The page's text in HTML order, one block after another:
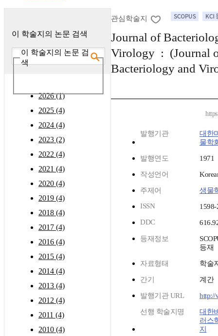
이 학술지의 논문 검색
이 학술지의 논문 검
색
2026 (1)
2025 (4)
2024 (4)
2023 (2)
2022 (4)
2021 (4)
2020 (4)
2019 (4)
2018 (4)
2017 (4)
2016 (4)
2015 (4)
2014 (4)
2013 (4)
2012 (4)
2011 (4)
2010 (4)
관심학술지
Journal of
Virology : (Journal
Bacteriology and
발행기관
대한
물학
발행연도 1971
작성언어
주제어
생물
ISSN
1598-
DDC
등재정보
등재
자료형태 학술
간기 계간
발행기관 URL http://
선행 학술지명
대한
러스
지